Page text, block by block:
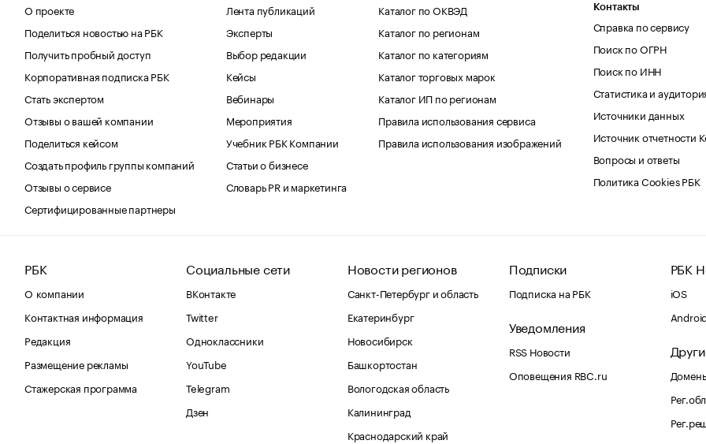
О проекте
Поделиться новостью на РБК
Получить пробный доступ
Корпоративная подписка РБК
Стать экспертом
Отзывы о вашей компании
Поделиться кейсом
Создать профиль группы компаний
Отзывы о сервисе
Сертифицированные партнеры
Лента публикаций
Эксперты
Выбор редакции
Кейсы
Вебинары
Мероприятия
Учебник РБК Компании
Статьи о бизнесе
Словарь PR и маркетинга
Каталог по ОКВЭД
Каталог по регионам
Каталог по категориям
Каталог торговых марок
Каталог ИП по регионам
Правила использования сервиса
Правила использования изображений
Контакты
Справка по сервису
Поиск по ОГРН
Поиск по ИНН
Статистика и
Источники данных
Источник отчетности
Вопросы и ответы
Политика Cookies РБК
РБК
О компании
Контактная информация
Редакция
Размещение рекламы
Стажерская программа
Социальные сети
ВКонтакте
Twitter
Одноклассники
YouTube
Telegram
Дзен
Новости регионов
Санкт-Петербург и область
Екатеринбург
Новосибирск
Башкортостан
Вологодская область
Калининград
Краснодарский край
Подписки
Подписка на РБК
Уведомления
RSS Новости
Оповещения RBC.ru
РБК
iOS